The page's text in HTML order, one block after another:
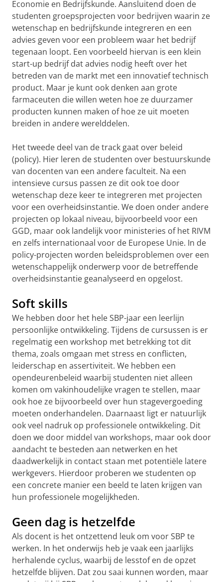
Economie en Bedrijfskunde. Aansluitend doen de
studenten groepsprojecten voor bedrijven waarin ze
wetenschap en bedrijfskunde integreren en een
advies geven voor een probleem waar het bedrijf
tegenaan loopt. Een voorbeeld hiervan is een klein
start-up bedrijf dat advies nodig heeft over het
betreden van de markt met een innovatief technisch
product. Maar je kunt ook denken aan grote
farmaceuten die willen weten hoe ze duurzamer
producten kunnen maken of hoe ze uit moeten
breiden in andere werelddelen.
Het tweede deel van de track gaat over beleid
(policy). Hier leren de studenten over bestuurskunde
van docenten van een andere faculteit. Na een
intensieve cursus passen ze dit ook toe door
wetenschap deze keer te integreren met projecten
voor een overheidsinstantie. We doen onder andere
projecten op lokaal niveau, bijvoorbeeld voor een
GGD, maar ook landelijk voor ministeries of het RIVM
en zelfs internationaal voor de Europese Unie. In de
policy-projecten worden beleidsproblemen over een
wetenschappelijk onderwerp voor de betreffende
overheidsinstantie geanalyseerd en opgelost.
Soft skills
We hebben door het hele SBP-jaar een leerlijn
persoonlijke ontwikkeling. Tijdens de cursussen is er
regelmatig een workshop met betrekking tot dit
thema, zoals omgaan met stress en conflicten,
leiderschap en assertiviteit. We hebben een
opendeurenbeleid waarbij studenten niet alleen
komen om vakinhoudelijke vragen te stellen, maar
ook hoe ze bijvoorbeeld over hun stagevergoeding
moeten onderhandelen. Daarnaast ligt er natuurlijk
ook veel nadruk op professionele ontwikkeling. Dit
doen we door middel van workshops, maar ook door
aandacht te besteden aan netwerken en het
daadwerkelijk in contact staan met potentiële latere
werkgevers. Hierdoor proberen we studenten op
een concrete manier een beeld te laten krijgen van
hun professionele mogelijkheden.
Geen dag is hetzelfde
Als docent is het ontzettend leuk om voor SBP te
werken. In het onderwijs heb je vaak een jaarlijks
herhalende cyclus, waarbij de lesstof en de opzet
hetzelfde blijven. Dat zou saai kunnen worden, maar